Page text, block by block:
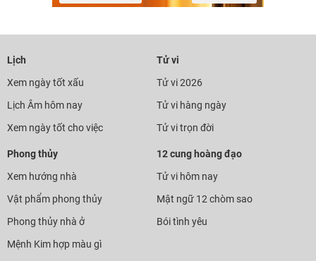
Lịch
Xem ngày tốt xấu
Lịch Âm hôm nay
Xem ngày tốt cho việc
Tử vi
Tử vi 2026
Tử vi hàng ngày
Tử vi trọn đời
Phong thủy
Xem hướng nhà
Vật phẩm phong thủy
Phong thủy nhà ở
Mệnh Kim hợp màu gì
12 cung hoàng đạo
Tử vi hôm nay
Mật ngữ 12 chòm sao
Bói tình yêu